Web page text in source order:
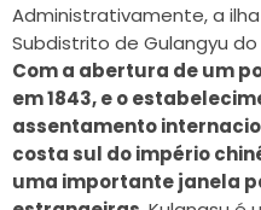
Administrativamente, a
Subdistrito de Gulangyu
Com a abertura de um
em 1843, e o
assentamento
costa sul do império
uma importante janela